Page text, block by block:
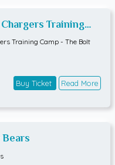
Training
Training Camp - The Bolt
Buy Ticket Read More